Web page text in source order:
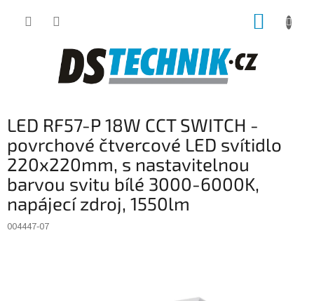
LED RF57-P 18W CCT SWITCH -
povrchové čtvercové LED svítidlo
220x220mm, s nastavitelnou
barvou svitu bílé 3000-6000K,
napájecí zdroj, 1550lm
004447-07